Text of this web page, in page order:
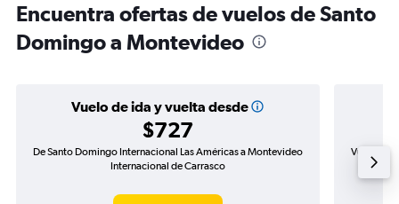
Encuentra ofertas de vuelos de Santo
Domingo a Montevideo
Vuelo de ida y vuelta desde
$727
De Santo Domingo Internacional Las Américas a Montevideo
Internacional de Carrasco
Vuelo de